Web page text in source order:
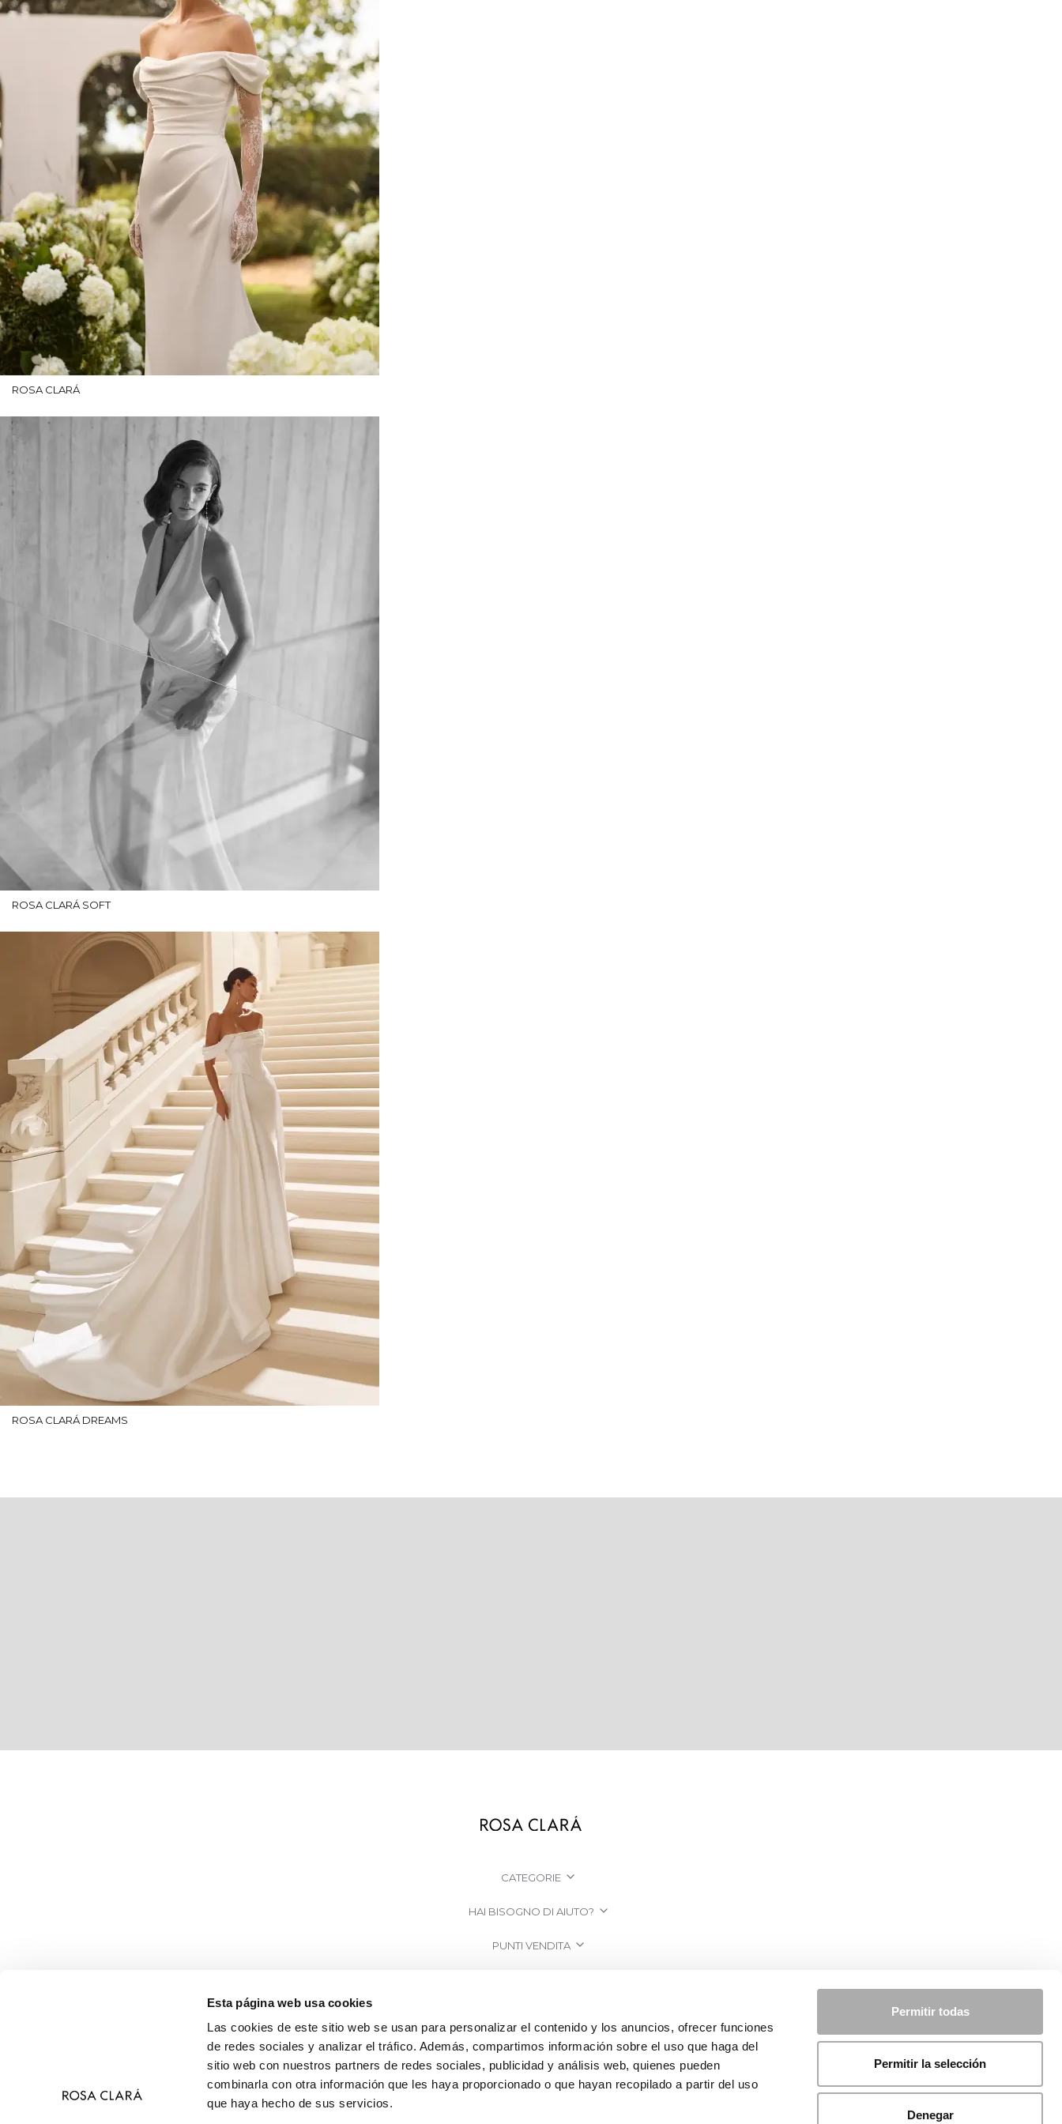
Esta página web usa cookies
Las cookies de este sitio web se usan para personalizar el contenido y los anuncios, ofrecer funciones
de redes sociales y analizar el tráfico. Además, compartimos información sobre el uso que haga del
sitio web con nuestros partners de redes sociales, publicidad y análisis web, quienes pueden
combinarla con otra información que les haya proporcionado o que hayan recopilado a partir del uso
que haya hecho de sus servicios.
Permitir todas
Permitir la selección
Denegar
ROSA CLARÁ
ROSA CLARÁ SOFT
ROSA CLARÁ DREAMS
CATEGORIE
HAI BISOGNO DI AIUTO?
PUNTI VENDITA